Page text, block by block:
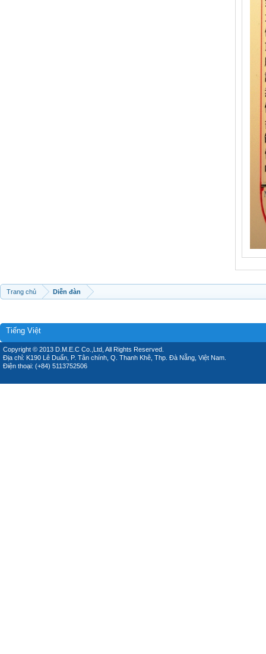
Trang chủ Diễn đàn
Tiếng Việt
Copyright © 2013 D.M.E.C Co.,Ltd, All Rights Reserved.
Địa chỉ: K190 Lê Duẩn, P. Tân chính, Q. Thanh Khê, Thp. Đà Nẵng, Việt Nam.
Điện thoại: (+84) 5113752506